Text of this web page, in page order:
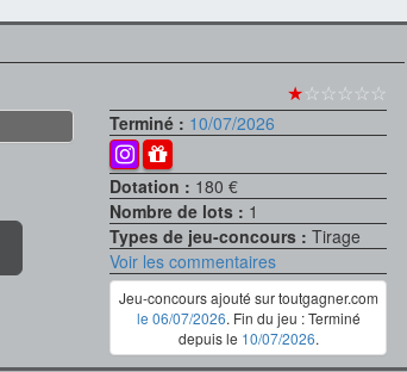
★☆☆☆☆☆
Terminé : 10/07/2026
Dotation : 180 €
Nombre de lots : 1
Types de jeu-concours :Tirage
Voir les commentaires
Jeu-concours ajouté sur toutgagner.com
le 06/07/2026. Fin du jeu : Terminé
depuis le 10/07/2026.